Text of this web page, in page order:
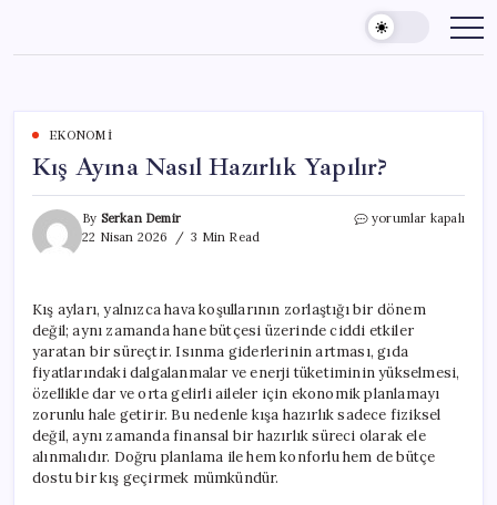
content
EKONOMI
Kış Ayına Nasıl Hazırlık Yapılır?
By Serkan Demir
22 Nisan 2026
3 Min Read
Kış
için
yorumlar kapalı
Kış ayları, yalnızca hava koşullarının zorlaştığı bir dönem
değil; aynı zamanda hane bütçesi üzerinde ciddi etkiler
yaratan bir süreçtir. Isınma giderlerinin artması, gıda
fiyatlarındaki dalgalanmalar ve enerji tüketiminin yükselmesi,
özellikle dar ve orta gelirli aileler için ekonomik planlamayı
zorunlu hale getirir. Bu nedenle kışa hazırlık sadece fiziksel
değil, aynı zamanda finansal bir hazırlık süreci olarak ele
alınmalıdır. Doğru planlama ile hem konforlu hem de bütçe
dostu bir kış geçirmek mümkündür.